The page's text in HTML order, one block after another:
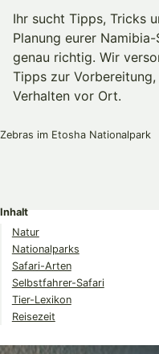
Ihr sucht Tipps, Tricks
Planung eurer
genau richtig. Wir
Tipps zur
Verhalten vor Ort.
Twitter
Inhalt
Natur
Nationalparks
Safari-Arten
Selbstfahrer-Safari
Tier-Lexikon
Reisezeit